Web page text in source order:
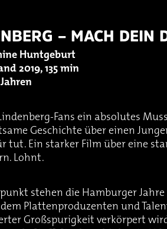
– MACH DEIN
Huntgeburt
2019, 135 min
Jahren
Fans ein absolutes
Geschichte über einen
tut. Ein starker Film über eine
Lohnt.
stehen die Hamburger
Plattenproduzenten und
Großspurigkeit verkörpert